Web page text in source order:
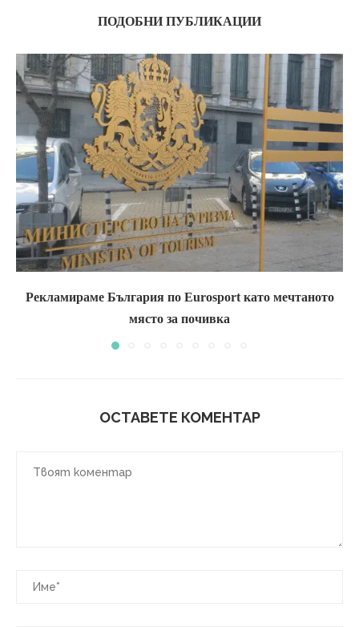
ПОДОБНИ ПУБЛИКАЦИИ
Рекламираме България по Eurosport като мечтаното
място за почивка
ОСТАВЕТЕ КОМЕНТАР